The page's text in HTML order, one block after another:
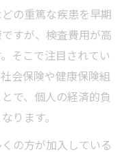
の重篤な疾患を早期
すが、検査費用が高
そこで注目されてい
会保険や健康保険組
で、個人の経済的負
ります。
の方が加入している